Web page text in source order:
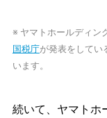
※ ヤマトホールディン
国税庁が発表をしてい
います。
続いて、ヤマトホ